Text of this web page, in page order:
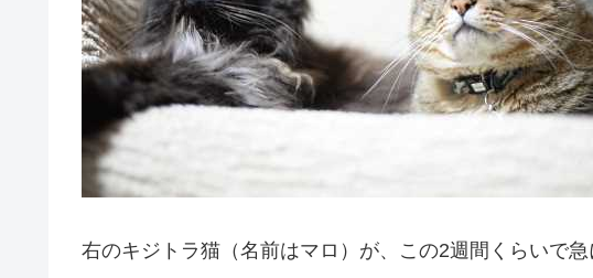
右のキジトラ猫（名前はマロ）が、この2週間くらいで急